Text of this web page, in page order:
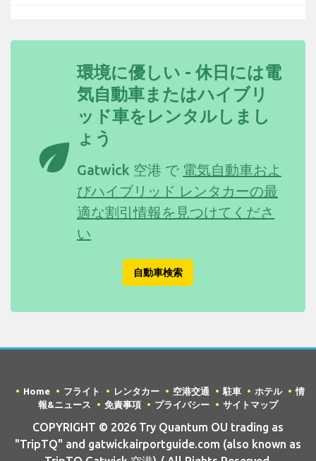
eco
環境に優しい - 休日には電
気自動車またはハイブリ
ッド車をレンタルしまし
ょう
Gatwick 空港 で 電気自動車およ
びハイブリッド レンタカーの最
適な割引情報を見つけてくださ
い
自動車検索
Home フライト レンタカー 空港交通 駐車 ホテル
情
報&ニュース
免責事項 プライバシー サイトマップ
COPYRIGHT © 2026 Try Quantum OU trading as
"TripTQ" and gatwickairportguide.com (also known as